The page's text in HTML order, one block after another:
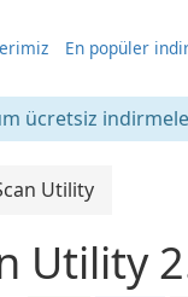
En popüler
ücretsiz
Utility
Utility